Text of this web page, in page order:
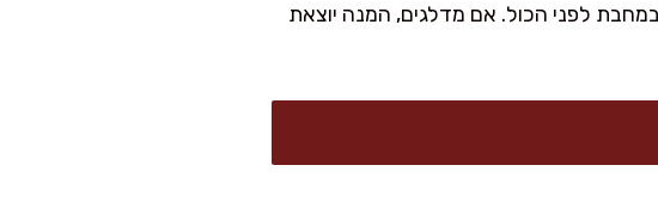
במחבת לפני הכול. אם מדלגים, המנה יוצאת